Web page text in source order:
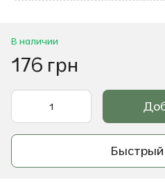
В наличии
176 грн
Быстрый